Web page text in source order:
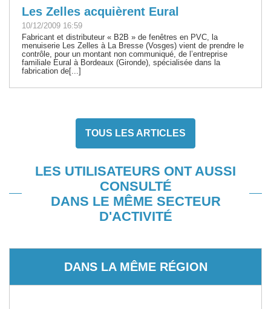
Les Zelles acquièrent Eural
10/12/2009 16:59
Fabricant et distributeur « B2B » de fenêtres en PVC, la
menuiserie Les Zelles à La Bresse (Vosges) vient de prendre le
contrôle, pour un montant non communiqué, de l’entreprise
familiale Eural à Bordeaux (Gironde), spécialisée dans la
fabrication de[...]
TOUS LES ARTICLES
LES UTILISATEURS ONT AUSSI
CONSULTÉ
DANS LE MÊME SECTEUR
D'ACTIVITÉ
DANS LA MÊME RÉGION